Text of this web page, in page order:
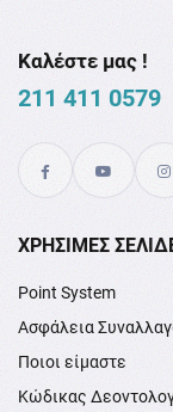
Καλέστε μας !
211 411 0579
XΡΉΣΙΜΕΣ
Point System
Ασφάλεια
Ποιοι είμαστε
Κώδικας